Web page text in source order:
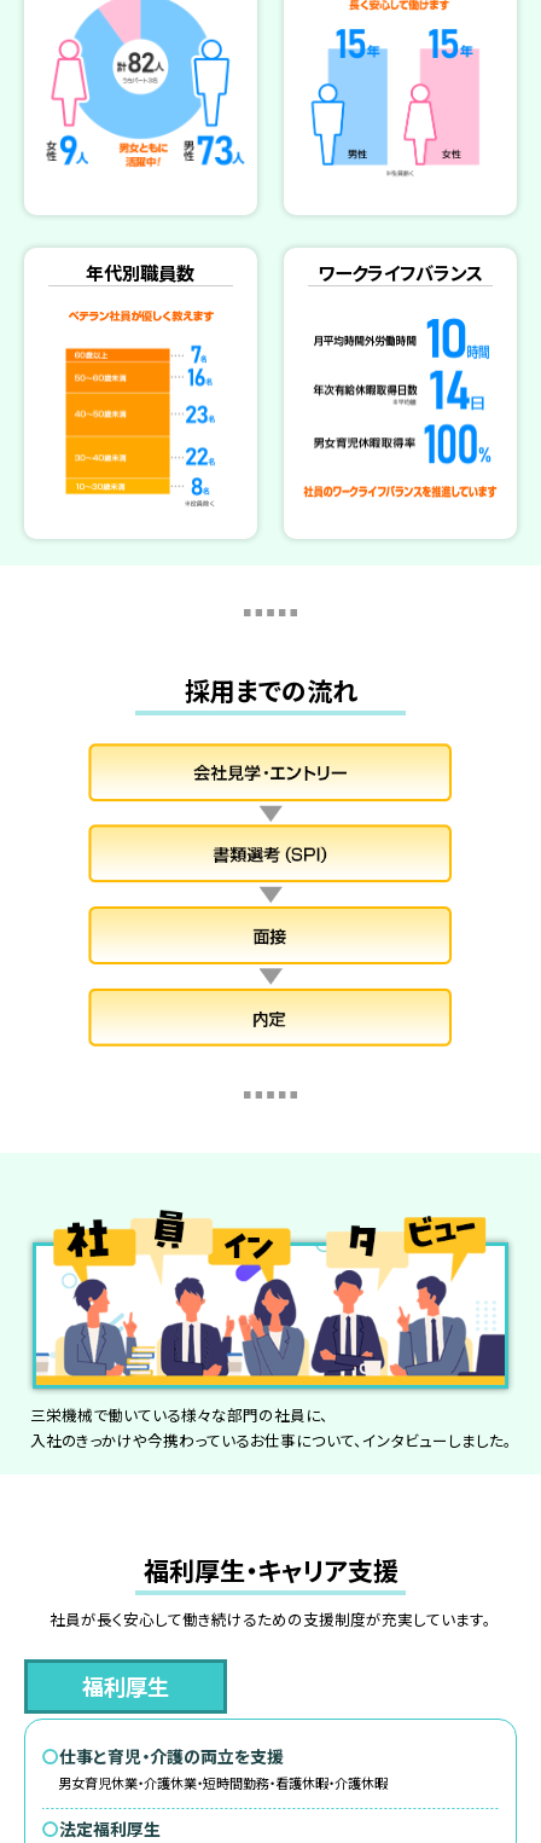
年代別職員数 ワークライフバランス
採用までの流れ
三栄機械で働いている様々な部門の社員に、
入社のきっかけや今携わっているお仕事について、インタビューしました。
福利厚生・キャリア支援
社員が長く安心して働き続けるための支援制度が充実しています。
福利厚生
〇仕事と育児・介護の両立を支援
男女育児休業・介護休業・短時間勤務・看護休暇・介護休暇
〇法定福利厚生